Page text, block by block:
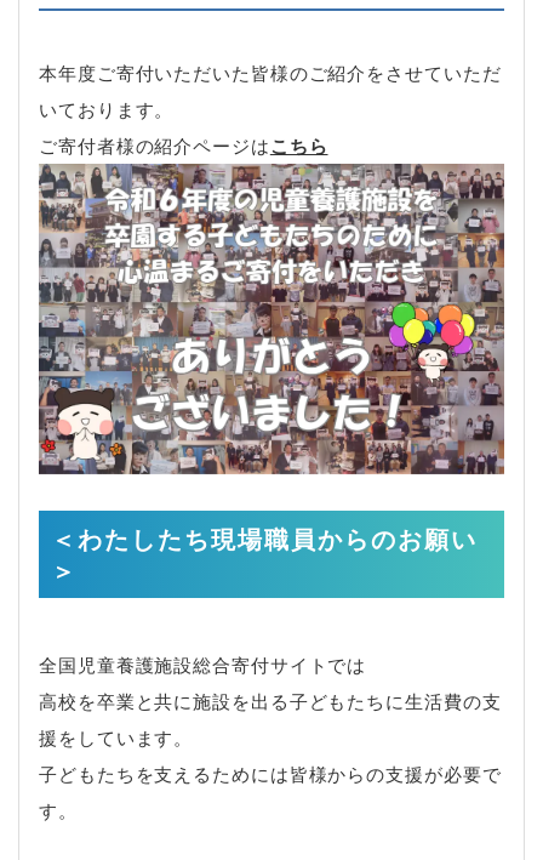
本年度ご寄付いただいた皆様のご紹介をさせていただ
いております。
ご寄付者様の紹介ページはこちら
＜わたしたち現場職員からのお願い
＞
全国児童養護施設総合寄付サイトでは
高校を卒業と共に施設を出る子どもたちに生活費の支
援をしています。
子どもたちを支えるためには皆様からの支援が必要で
す。